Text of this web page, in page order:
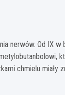
nerwów. Od IX w
chmielu miały